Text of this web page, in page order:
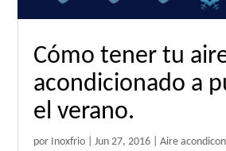
Cómo tener tu
acondicionado a
el verano.
por Inoxfrio |Jun 27, 2016 |Aire